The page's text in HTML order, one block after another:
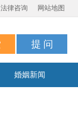
法律咨询 网站地图
婚姻新闻